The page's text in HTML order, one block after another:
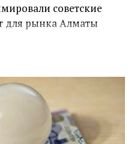
советские
для рынка Алматы